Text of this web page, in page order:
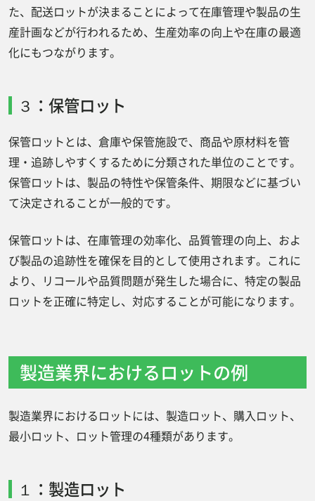
た、配送ロットが決まることによって在庫管理や製品の生
産計画などが行われるため、生産効率の向上や在庫の最適
化にもつながります。
３：保管ロット
保管ロットとは、倉庫や保管施設で、商品や原材料を管
理・追跡しやすくするために分類された単位のことです。
保管ロットは、製品の特性や保管条件、期限などに基づい
て決定されることが一般的です。
保管ロットは、在庫管理の効率化、品質管理の向上、およ
び製品の追跡性を確保を目的として使用されます。これに
より、リコールや品質問題が発生した場合に、特定の製品
ロットを正確に特定し、対応することが可能になります。
製造業界におけるロットの例
製造業界におけるロットには、製造ロット、購入ロット、
最小ロット、ロット管理の4種類があります。
１：製造ロット